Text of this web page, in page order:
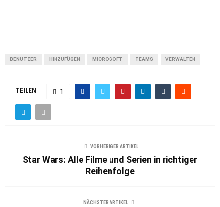
BENUTZER HINZUFÜGEN MICROSOFT TEAMS VERWALTEN
TEILEN 1
VORHERIGER ARTIKEL
Star Wars: Alle Filme und Serien in richtiger
Reihenfolge
NÄCHSTER ARTIKEL